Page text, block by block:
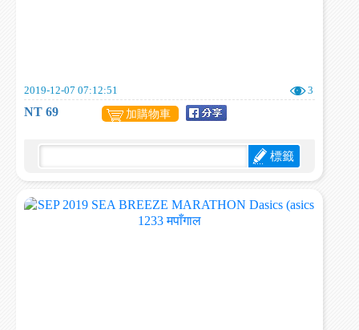
2019-12-07 07:12:51 3
NT 69 加購物車
標籤